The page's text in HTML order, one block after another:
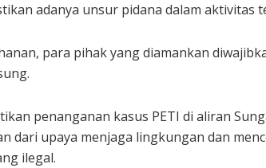
adanya unsur pidana dalam aktivitas
para pihak yang diamankan
penanganan kasus PETI di aliran
dari upaya menjaga lingkungan dan
ilegal.